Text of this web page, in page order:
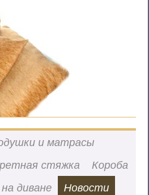
и матрасы
стяжка
Короба
диване
Новости